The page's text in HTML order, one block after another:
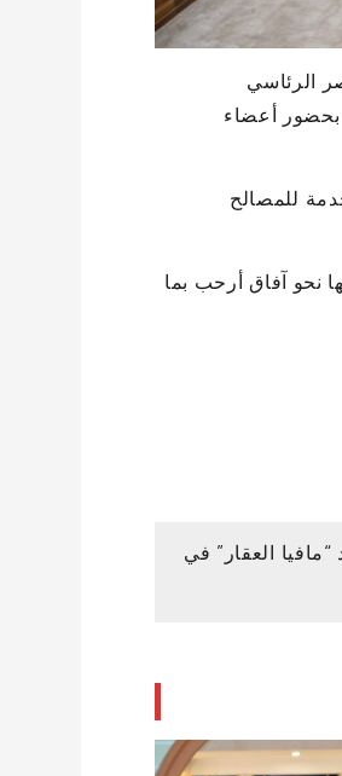
الرئاسي
بحضور أعضاء
للمصالح
نحو آفاق أرحب بما
العقار” في